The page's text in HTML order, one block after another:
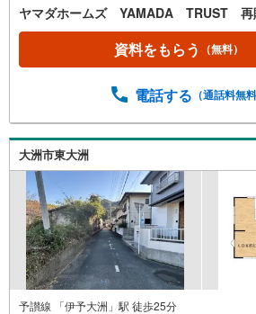
り・風通しともに良好。スーパー
約10分圏内に揃っており毎日のお
す。お車は並列3台駐車可能。ご
完成は2026年8月頃を予定してお
数料不要*住宅ローン・資金計画
制度を利用して費用を抑制できま
音性能が気になる方におすすめで
容】・水回り一式交換（キッチン
トイレ）・キッチン食洗器付き・
壁・屋根塗装
ヤマダホームズ YAMADA TRUST 再
資料をもらう （無料）
電話する （通話料無料
大洲市東大洲
予讃線 「伊予大洲」駅 徒歩25分